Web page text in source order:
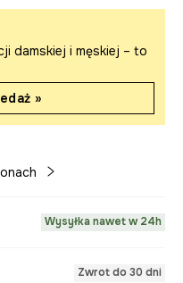
damskiej i męskiej – to
»
Wysyłka nawet w 24h
Zwrot do 30 dni